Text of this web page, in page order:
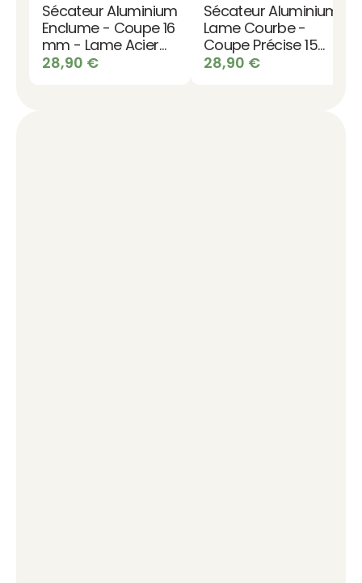
Sécateur Aluminium
Enclume - Coupe 16
mm - Lame Acier
SK5 - Fabrication
28,90 €
Sécateur Aluminium
Lame Courbe -
Coupe Précise 15
mm
28,90 €